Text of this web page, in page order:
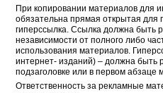
При копировании материалов для
обязательна прямая открытая для
гиперссылка. Ссылка должна быть
независимости от полного либо
использования материалов.
интернет- изданий) – должна быть
подзаголовке или в первом абзаце
Ответственность за рекламные